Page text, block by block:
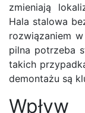
zmieniają
Hala stalowa
rozwiązaniem
pilna potrzeba
takich
demontażu są